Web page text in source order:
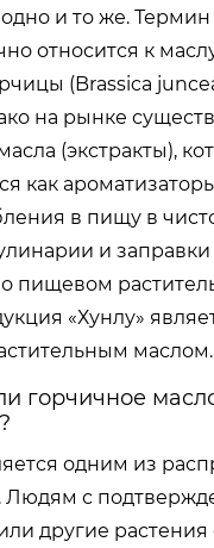
одно и то же.
относится к
(Brassica
на рынке
(экстракты),
как
в пищу в
и
о пищевом
«Хунлу»
маслом.
горчичное
одним из
Людям с
другие растения